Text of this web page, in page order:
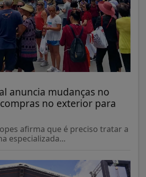
anuncia mudanças no
no exterior para
afirma que é preciso tratar a
especializada...